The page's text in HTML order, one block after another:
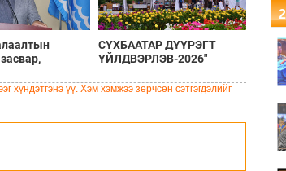
рүү
СҮХБААТАР ДҮҮРЭГТ
ҮЙЛДВЭРЛЭВ-2026"
БАЙНА
үү. Хэм хэмжээ зөрчсөн сэтгэгдэлийг